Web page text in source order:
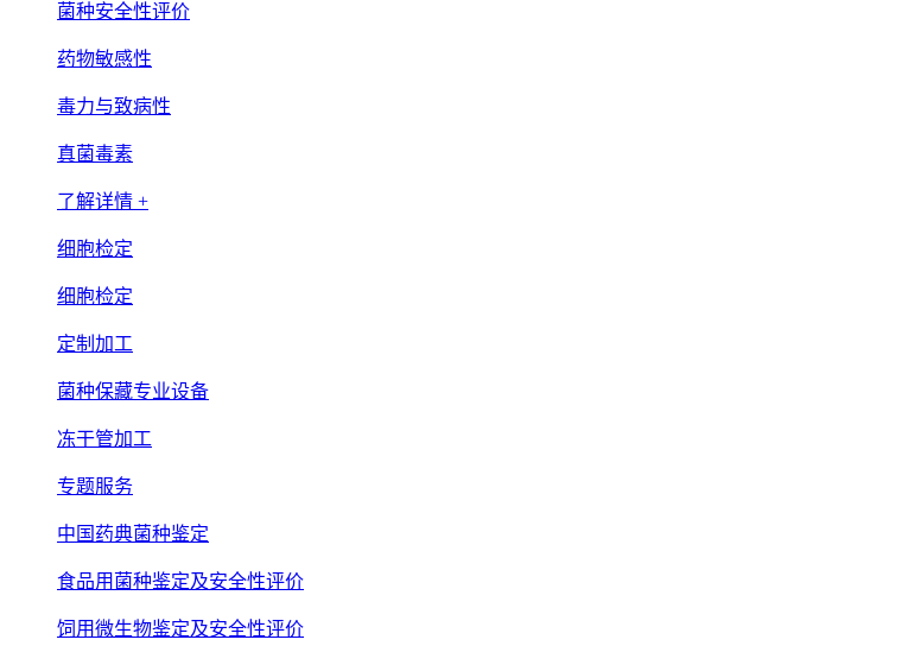
菌种安全性评价
药物敏感性
毒力与致病性
真菌毒素
了解详情 +
细胞检定
细胞检定
定制加工
菌种保藏专业设备
冻干管加工
专题服务
中国药典菌种鉴定
食品用菌种鉴定及安全性评价
饲用微生物鉴定及安全性评价